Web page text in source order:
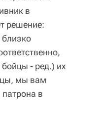
в
решение:
- ред.) их
мы вам
в